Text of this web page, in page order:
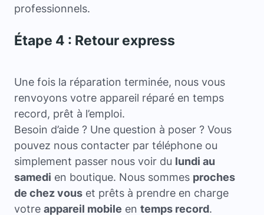
professionnels.
Étape 4 : Retour express
Une fois la réparation terminée, nous vous
renvoyons votre appareil réparé en temps
record, prêt à l’emploi.
Besoin d’aide ? Une question à poser ? Vous
pouvez nous contacter par téléphone ou
simplement passer nous voir du lundi au
samedi en boutique. Nous sommes proches
de chez vous et prêts à prendre en charge
votre appareil mobile en temps record.